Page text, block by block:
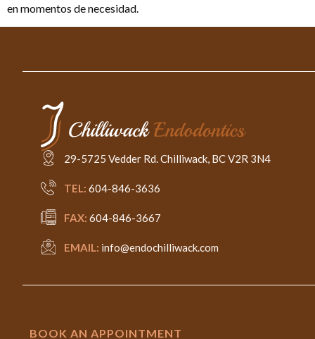
en momentos de necesidad.
29-5725 Vedder Rd. Chilliwack, BC V2R 3N4
TEL: 604-846-3636
FAX: 604-846-3667
EMAIL: info@endochilliwack.com
BOOK AN APPOINTMENT